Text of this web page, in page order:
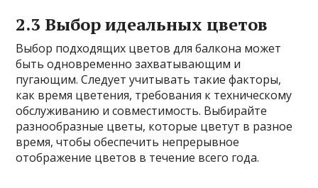
2.3 Выбор идеальных цветов
Выбор подходящих цветов для балкона может
быть одновременно захватывающим и
пугающим. Следует учитывать такие факторы,
как время цветения, требования к техническому
обслуживанию и совместимость. Выбирайте
разнообразные цветы, которые цветут в разное
время, чтобы обеспечить непрерывное
отображение цветов в течение всего года.